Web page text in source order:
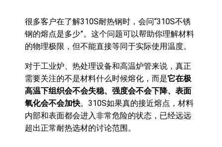
很多客户在了解310S耐热钢时，会问“310S不锈
钢的熔点是多少”。这个问题可以帮助你理解材料
的物理极限，但不能直接等同于实际使用温度。
对于工业炉、热处理设备和高温炉管来说，真正
需要关注的不是材料什么时候熔化，而是它在极
高温下组织会不会失稳、强度会不会下降、表面
氧化会不会加快。310S如果真的接近熔点，材料
内部和表面都会进入非常危险的状态，已经远远
超出正常耐热选材的讨论范围。